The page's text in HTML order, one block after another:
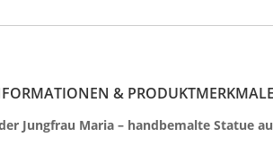
&
Jungfrau Maria – handbemalte Statue